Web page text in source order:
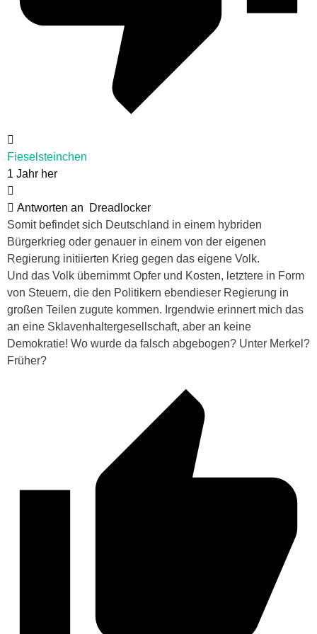
Fieselsteinchen
1 Jahr her
Antworten an
Dreadlocker
Somit befindet sich Deutschland in einem hybriden
Bürgerkrieg oder genauer in einem von der eigenen
Regierung initiierten Krieg gegen das eigene Volk.
Und das Volk übernimmt Opfer und Kosten, letztere in Form
von Steuern, die den Politikern ebendieser Regierung in
großen Teilen zugute kommen. Irgendwie erinnert mich das
an eine Sklavenhaltergesellschaft, aber an keine
Demokratie! Wo wurde da falsch abgebogen? Unter Merkel?
Früher?